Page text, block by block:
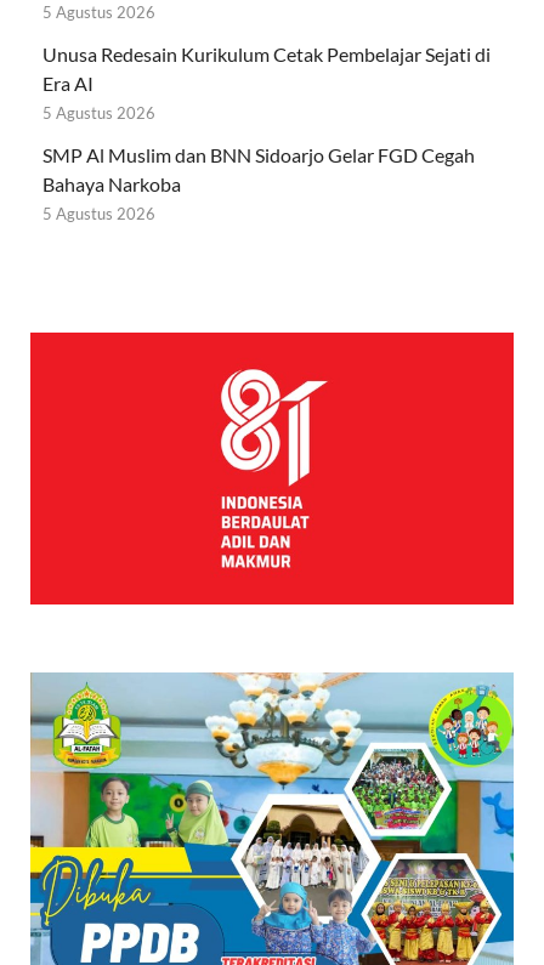
5 Agustus 2026
Unusa Redesain Kurikulum Cetak Pembelajar Sejati di
Era AI
5 Agustus 2026
SMP Al Muslim dan BNN Sidoarjo Gelar FGD Cegah
Bahaya Narkoba
5 Agustus 2026